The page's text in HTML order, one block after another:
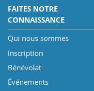
FAITES NOTRE
CONNAISSANCE
Qui nous sommes
Inscription
Bénévolat
Événements